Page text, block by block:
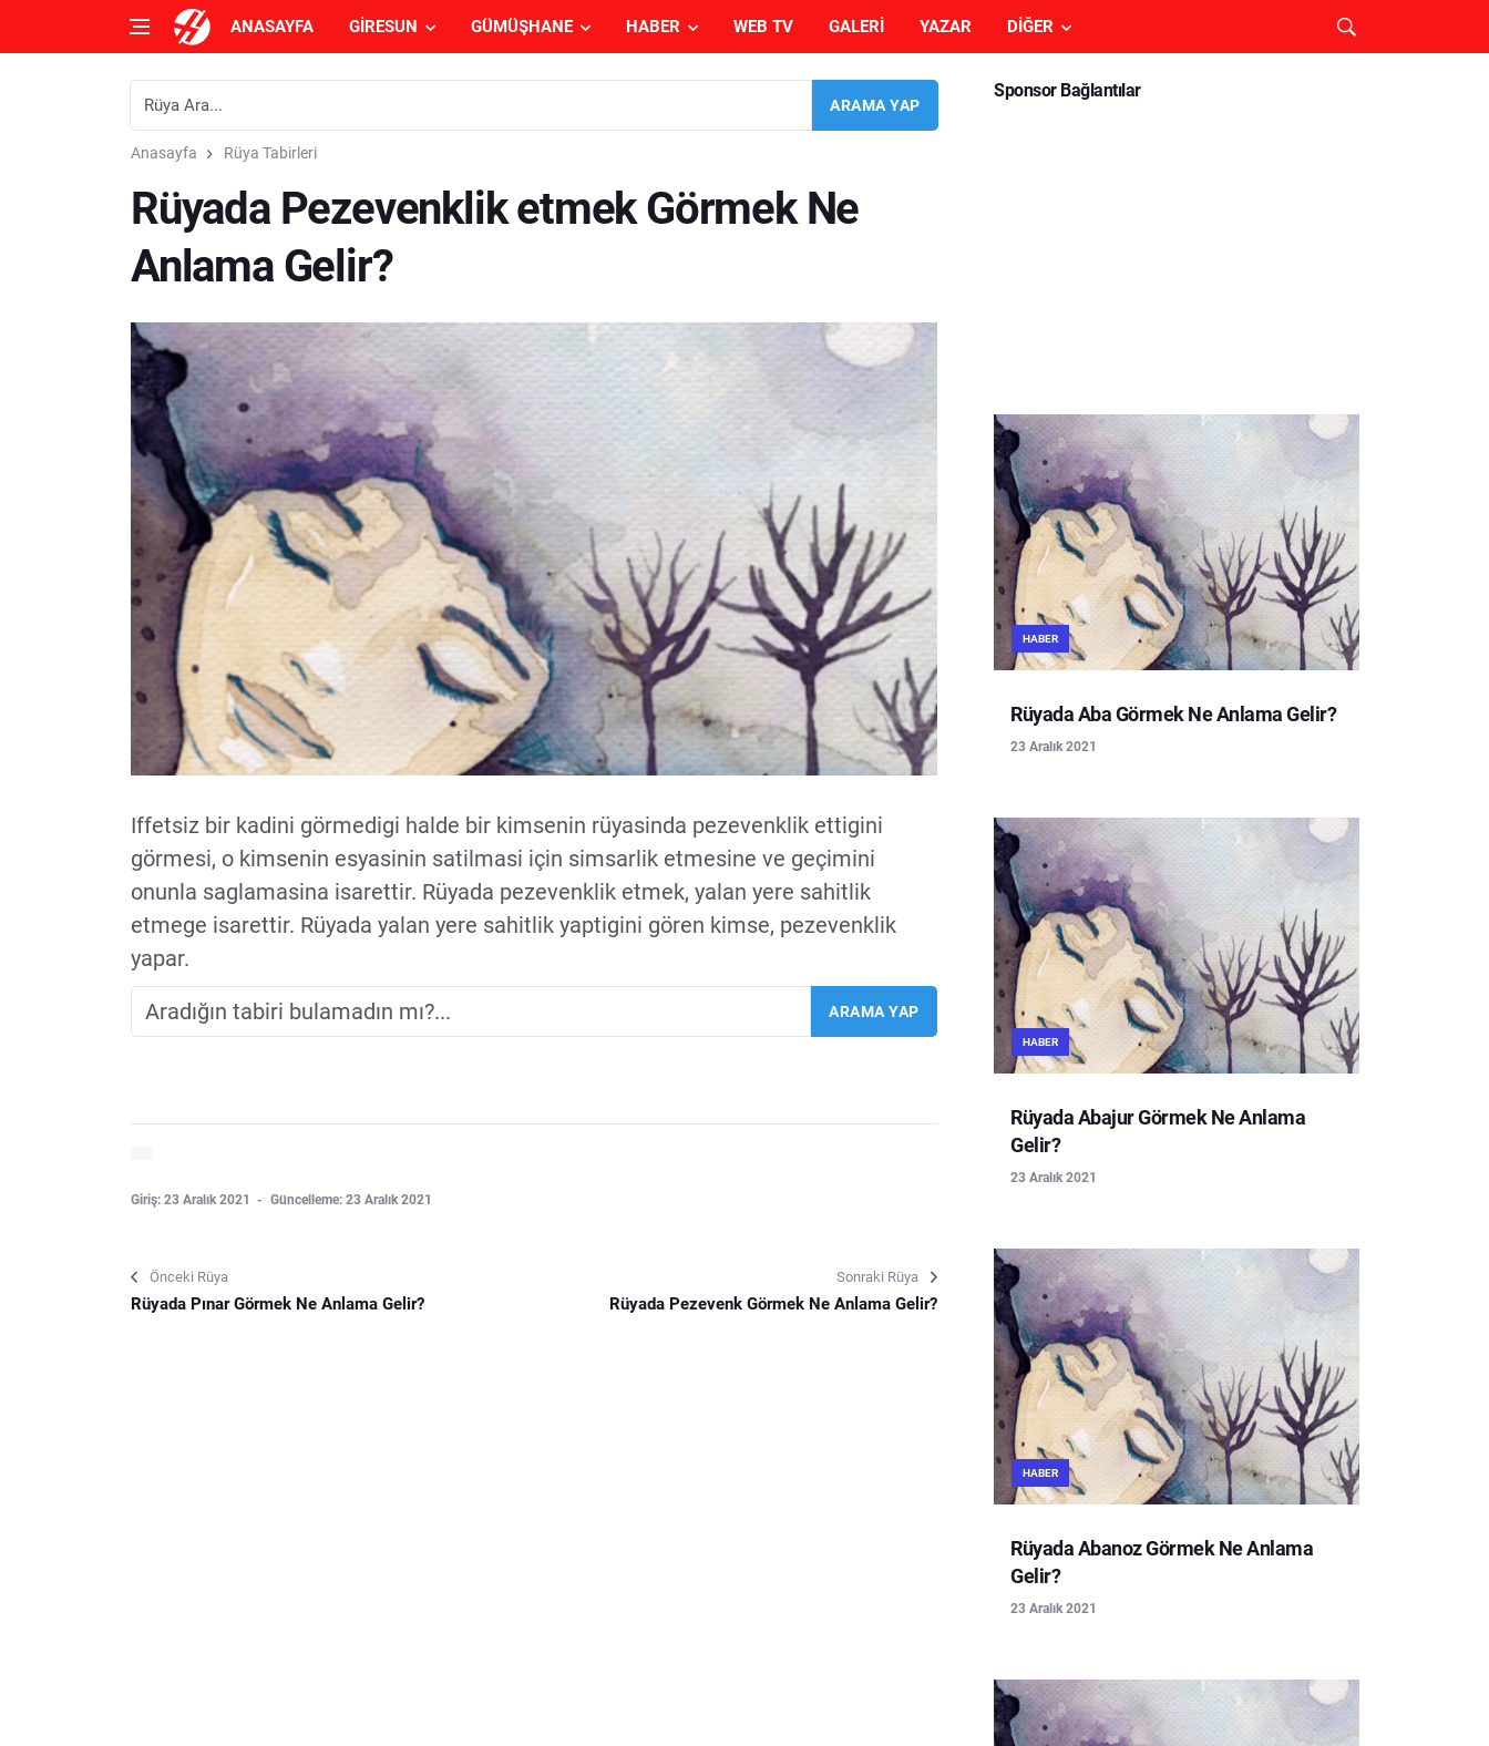
ANASAYFA GIRESUN GÜMÜŞHANE HABER WEB TV GALERI YAZAR DIĞER
Anasayfa Rüya Tabirleri
Rüyada Pezevenklik etmek Görmek Ne
Anlama Gelir?
Iffetsiz bir kadini görmedigi halde bir kimsenin rüyasinda pezevenklik ettigini
görmesi, o kimsenin esyasinin satilmasi için simsarlik etmesine ve geçimini
onunla saglamasina isarettir. Rüyada pezevenklik etmek, yalan yere sahitlik
etmege isarettir. Rüyada yalan yere sahitlik yaptigini gören kimse, pezevenklik
yapar.
Giriş: 23 Aralık 2021 Güncelleme: 23 Aralık 2021
Önceki Rüya
Rüyada Pınar Görmek Ne Anlama Gelir?
Sonraki Rüya
Rüyada Pezevenk Görmek Ne Anlama Gelir?
Sponsor Bağlantılar
HABER
Rüyada Aba Görmek Ne Anlama Gelir?
23 Aralık 2021
HABER
Rüyada Abajur Görmek Ne Anlama
Gelir?
23 Aralık 2021
HABER
Rüyada Abanoz Görmek Ne Anlama
Gelir?
23 Aralık 2021